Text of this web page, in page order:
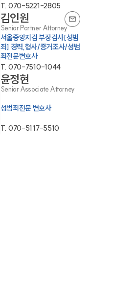
T. 070-5221-2805
김인원
Senior Partner Attorney
서울중앙지검 부장검사[성범
죄] 경력,형사/증거조사/성범
죄전문변호사
T. 070-7510-1044
윤정현
Senior Associate Attorney
성범죄전문 변호사
T. 070-5117-5510